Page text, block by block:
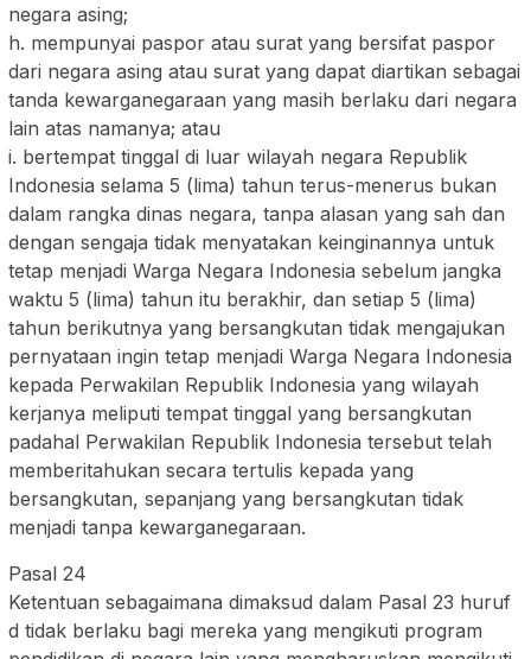
negara asing;
h. mempunyai paspor atau surat yang bersifat paspor
dari negara asing atau surat yang dapat diartikan sebagai
tanda kewarganegaraan yang masih berlaku dari negara
lain atas namanya; atau
i. bertempat tinggal di luar wilayah negara Republik
Indonesia selama 5 (lima) tahun terus-menerus bukan
dalam rangka dinas negara, tanpa alasan yang sah dan
dengan sengaja tidak menyatakan keinginannya untuk
tetap menjadi Warga Negara Indonesia sebelum jangka
waktu 5 (lima) tahun itu berakhir, dan setiap 5 (lima)
tahun berikutnya yang bersangkutan tidak mengajukan
pernyataan ingin tetap menjadi Warga Negara Indonesia
kepada Perwakilan Republik Indonesia yang wilayah
kerjanya meliputi tempat tinggal yang bersangkutan
padahal Perwakilan Republik Indonesia tersebut telah
memberitahukan secara tertulis kepada yang
bersangkutan, sepanjang yang bersangkutan tidak
menjadi tanpa kewarganegaraan.
Pasal 24
Ketentuan sebagaimana dimaksud dalam Pasal 23 huruf
d tidak berlaku bagi mereka yang mengikuti program